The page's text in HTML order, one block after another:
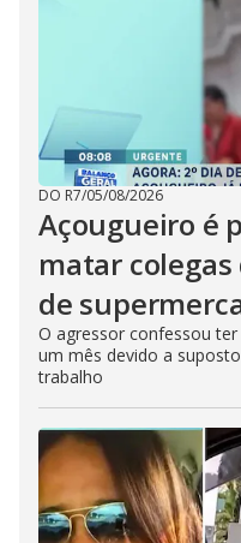
DO R7/05/08/2026
Açougueiro é
matar
de
O agressor confessou
um mês devido a
trabalho